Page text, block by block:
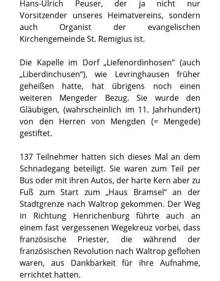
Hans-Ulrich Peuser, der ja nicht nur
Vorsitzender unseres Heimatvereins, sondern
auch Organist der evangelischen
Kirchengemeinde St. Remigius ist.
Die Kapelle im Dorf „Liefenordinhosen“ (auch
„Liberdinchusen“), wie Levringhausen früher
geheißen hatte, hat übrigens noch einen
weiteren Mengeder Bezug. Sie wurde den
Gläubigen, (wahrscheinlich im 11. Jahrhundert)
von den Herren von Mengden (= Mengede)
gestiftet.
137 Teilnehmer hatten sich dieses Mal an dem
Schnadegang beteiligt. Sie waren zum Teil per
Bus oder mit ihren Autos, der harte Kern aber zu
Fuß zum Start zum „Haus Bramsel“ an der
Stadtgrenze nach Waltrop gekommen. Der Weg
in Richtung Henrichenburg führte auch an
einem fast vergessenen Wegekreuz vorbei, dass
französische Priester, die während der
französischen Revolution nach Waltrop geflohen
waren, aus Dankbarkeit für ihre Aufnahme,
errichtet hatten.